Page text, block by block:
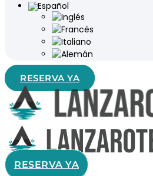
RESERVA YA
RESERVA YA